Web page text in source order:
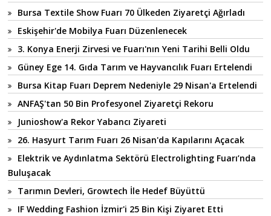
Bursa Textile Show Fuarı 70 Ülkeden Ziyaretçi Ağırladı
Eskişehir'de Mobilya Fuarı Düzenlenecek
3. Konya Enerji Zirvesi ve Fuarı'nın Yeni Tarihi Belli Oldu
Güney Ege 14. Gıda Tarım ve Hayvancılık Fuarı Ertelendi
Bursa Kitap Fuarı Deprem Nedeniyle 29 Nisan'a Ertelendi
ANFAŞ'tan 50 Bin Profesyonel Ziyaretçi Rekoru
Junioshow'a Rekor Yabancı Ziyareti
26. Hasyurt Tarım Fuarı 26 Nisan'da Kapılarını Açacak
Elektrik ve Aydınlatma Sektörü Electrolighting Fuarı’nda
Buluşacak
Tarımın Devleri, Growtech İle Hedef Büyüttü
IF Wedding Fashion İzmir'i 25 Bin Kişi Ziyaret Etti